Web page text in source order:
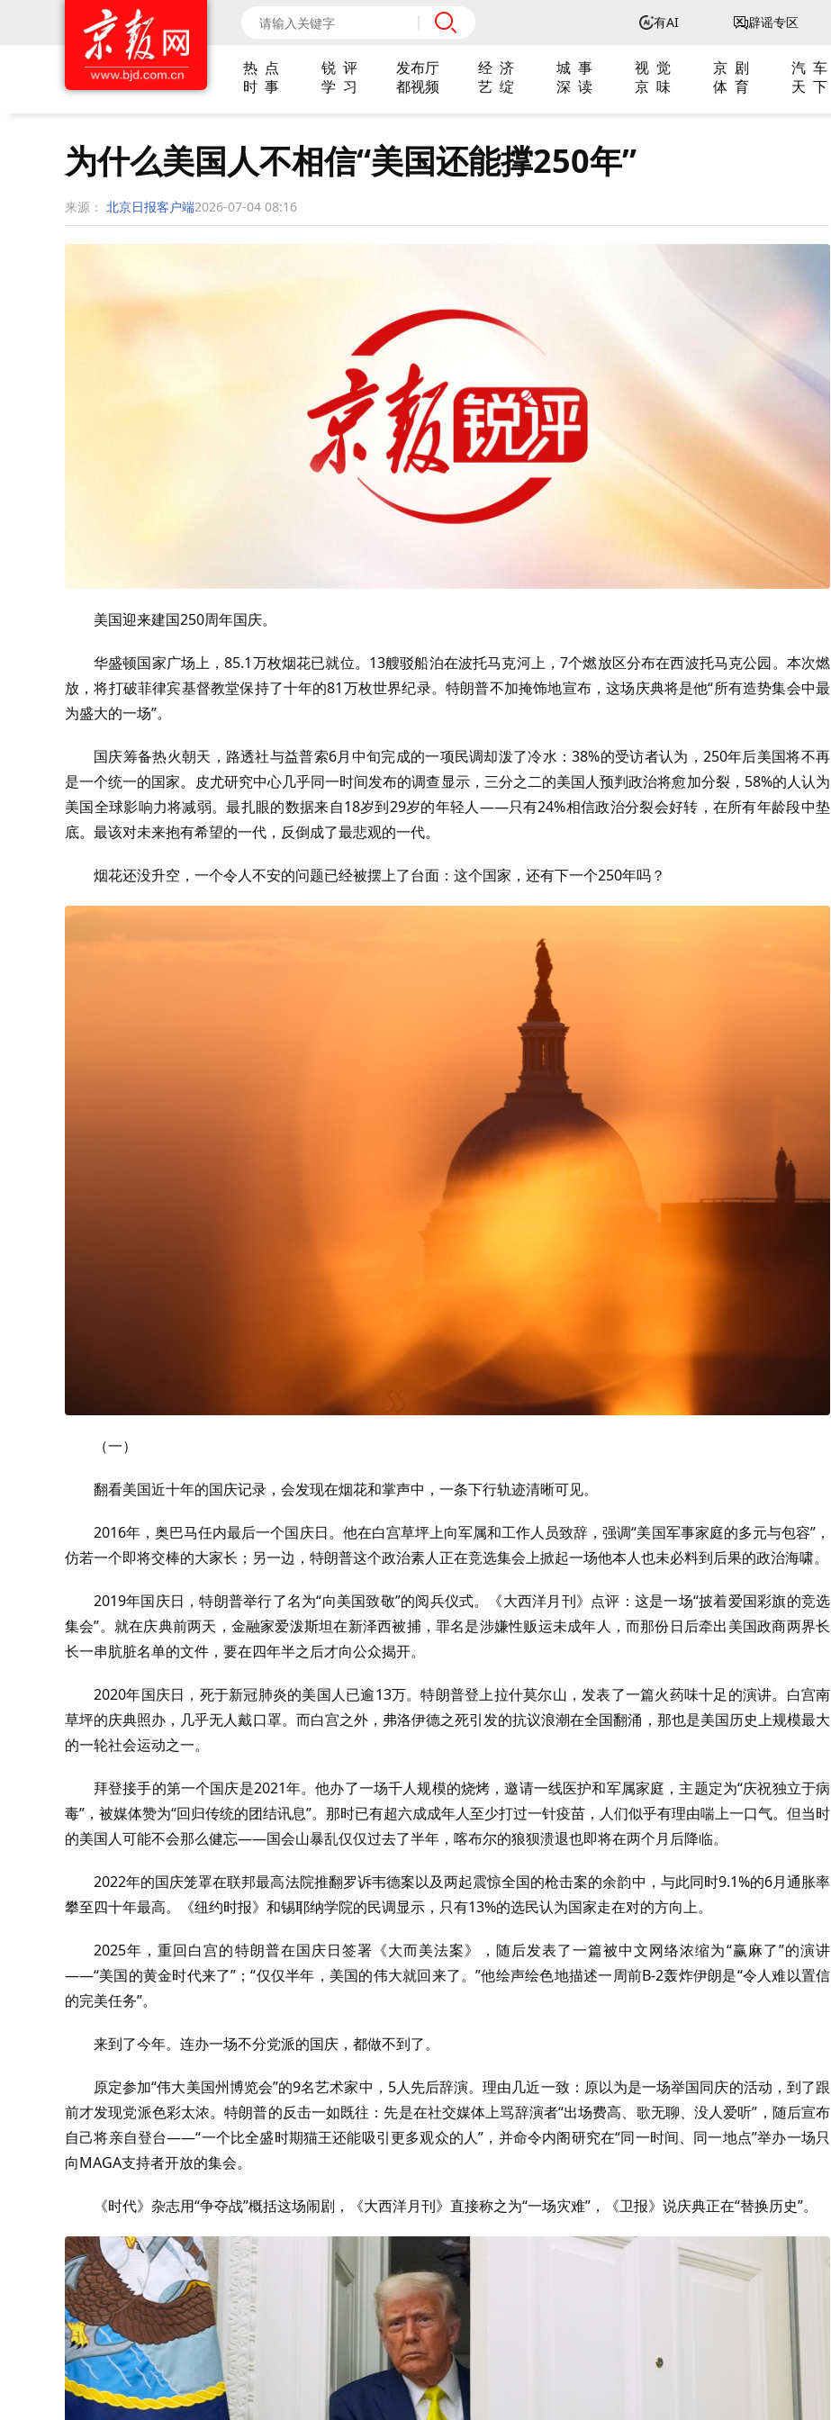
有AI 辟谣专区
热 点 锐 评 发布厅 经 济 城 事 视 觉 京 剧 汽 车
时 事
学 习 都视频 艺 绽 深 读 京 味 体 育 天 下
为什么美国人不相信“美国还能撑250年”
来源： 北京日报客户端2026-07-04 08:16
美国迎来建国250周年国庆。
华盛顿国家广场上，85.1万枚烟花已就位。13艘驳船泊在波托马克河上，7个燃放区分布在西波托马克公园。本次燃
放，将打破菲律宾基督教堂保持了十年的81万枚世界纪录。特朗普不加掩饰地宣布，这场庆典将是他“所有造势集会中最
为盛大的一场”。
国庆筹备热火朝天，路透社与益普索6月中旬完成的一项民调却泼了冷水：38%的受访者认为，250年后美国将不再
是一个统一的国家。皮尤研究中心几乎同一时间发布的调查显示，三分之二的美国人预判政治将愈加分裂，58%的人认为
美国全球影响力将减弱。最扎眼的数据来自18岁到29岁的年轻人——只有24%相信政治分裂会好转，在所有年龄段中垫
底。最该对未来抱有希望的一代，反倒成了最悲观的一代。
烟花还没升空，一个令人不安的问题已经被摆上了台面：这个国家，还有下一个250年吗？
（一）
翻看美国近十年的国庆记录，会发现在烟花和掌声中，一条下行轨迹清晰可见。
2016年，奥巴马任内最后一个国庆日。他在白宫草坪上向军属和工作人员致辞，强调“美国军事家庭的多元与包容”，
仿若一个即将交棒的大家长；另一边，特朗普这个政治素人正在竞选集会上掀起一场他本人也未必料到后果的政治海啸。
2019年国庆日，特朗普举行了名为“向美国致敬”的阅兵仪式。《大西洋月刊》点评：这是一场“披着爱国彩旗的竞选
集会”。就在庆典前两天，金融家爱泼斯坦在新泽西被捕，罪名是涉嫌性贩运未成年人，而那份日后牵出美国政商两界长
长一串肮脏名单的文件，要在四年半之后才向公众揭开。
2020年国庆日，死于新冠肺炎的美国人已逾13万。特朗普登上拉什莫尔山，发表了一篇火药味十足的演讲。白宫南
草坪的庆典照办，几乎无人戴口罩。而白宫之外，弗洛伊德之死引发的抗议浪潮在全国翻涌，那也是美国历史上规模最大
的一轮社会运动之一。
拜登接手的第一个国庆是2021年。他办了一场千人规模的烧烤，邀请一线医护和军属家庭，主题定为“庆祝独立于病
毒”，被媒体赞为“回归传统的团结讯息”。那时已有超六成成年人至少打过一针疫苗，人们似乎有理由喘上一口气。但当时
的美国人可能不会那么健忘——国会山暴乱仅仅过去了半年，喀布尔的狼狈溃退也即将在两个月后降临。
2022年的国庆笼罩在联邦最高法院推翻罗诉韦德案以及两起震惊全国的枪击案的余韵中，与此同时9.1%的6月通胀率
攀至四十年最高。《纽约时报》和锡耶纳学院的民调显示，只有13%的选民认为国家走在对的方向上。
2025年，重回白宫的特朗普在国庆日签署《大而美法案》，随后发表了一篇被中文网络浓缩为“赢麻了”的演讲
——“美国的黄金时代来了”；“仅仅半年，美国的伟大就回来了。”他绘声绘色地描述一周前B-2轰炸伊朗是“令人难以置信
的完美任务”。
来到了今年。连办一场不分党派的国庆，都做不到了。
原定参加“伟大美国州博览会”的9名艺术家中，5人先后辞演。理由几近一致：原以为是一场举国同庆的活动，到了跟
前才发现党派色彩太浓。特朗普的反击一如既往：先是在社交媒体上骂辞演者“出场费高、歌无聊、没人爱听”，随后宣布
自己将亲自登台——“一个比全盛时期猫王还能吸引更多观众的人”，并命令内阁研究在“同一时间、同一地点”举办一场只
向MAGA支持者开放的集会。
《时代》杂志用“争夺战”概括这场闹剧，《大西洋月刊》直接称之为“一场灾难”，《卫报》说庆典正在“替换历史”。